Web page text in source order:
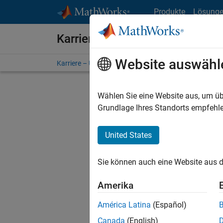
Produkte
Karriere bei MathWorks
Karriere – Übersicht Stellensuche
Stellen
Es
Region
Website
Wählen Sie eine Website aus, um
Grundlage Ihres Standorts
United States
Sie können auch eine Website aus
Amerika
América Latina (Español)
Canada (English)